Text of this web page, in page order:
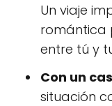
Un viaje
romántica
entre tú y
Con un
situación